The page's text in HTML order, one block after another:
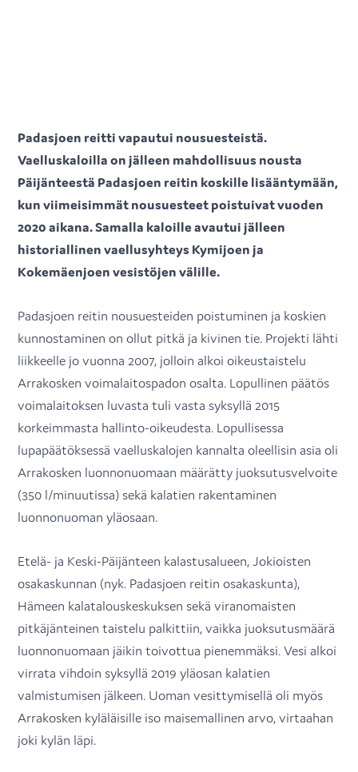
Padasjoen reitti vapautui nousuesteistä.
Vaelluskaloilla on jälleen mahdollisuus nousta
Päijänteestä Padasjoen reitin koskille lisääntymään,
kun viimeisimmät nousuesteet poistuivat vuoden
2020 aikana. Samalla kaloille avautui jälleen
historiallinen vaellusyhteys Kymijoen ja
Kokemäenjoen vesistöjen välille.
Padasjoen reitin nousuesteiden poistuminen ja koskien
kunnostaminen on ollut pitkä ja kivinen tie. Projekti lähti
liikkeelle jo vuonna 2007, jolloin alkoi oikeustaistelu
Arrakosken voimalaitospadon osalta. Lopullinen päätös
voimalaitoksen luvasta tuli vasta syksyllä 2015
korkeimmasta hallinto-oikeudesta. Lopullisessa
lupapäätöksessä vaelluskalojen kannalta oleellisin asia oli
Arrakosken luonnonuomaan määrätty juoksutusvelvoite
(350 l/minuutissa) sekä kalatien rakentaminen
luonnonuoman yläosaan.
Etelä- ja Keski-Päijänteen kalastusalueen, Jokioisten
osakaskunnan (nyk. Padasjoen reitin osakaskunta),
Hämeen kalatalouskeskuksen sekä viranomaisten
pitkäjänteinen taistelu palkittiin, vaikka juoksutusmäärä
luonnonuomaan jäikin toivottua pienemmäksi. Vesi alkoi
virrata vihdoin syksyllä 2019 yläosan kalatien
valmistumisen jälkeen. Uoman vesittymisellä oli myös
Arrakosken kyläläisille iso maisemallinen arvo, virtaahan
joki kylän läpi.